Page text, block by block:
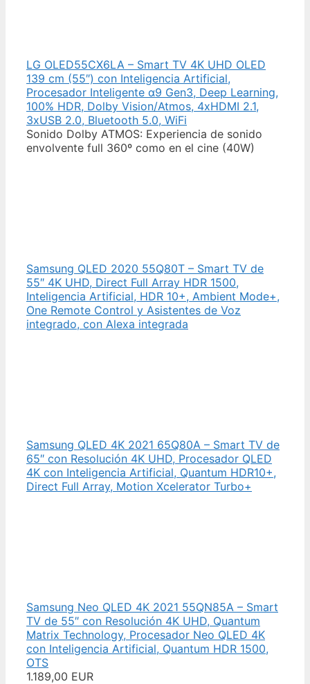
LG OLED55CX6LA – Smart TV 4K UHD OLED
139 cm (55″) con Inteligencia Artificial,
Procesador Inteligente α9 Gen3, Deep Learning,
100% HDR, Dolby Vision/Atmos, 4xHDMI 2.1,
3xUSB 2.0, Bluetooth 5.0, WiFi
Sonido Dolby ATMOS: Experiencia de sonido
envolvente full 360º como en el cine (40W)
Samsung QLED 2020 55Q80T – Smart TV de
55″ 4K UHD, Direct Full Array HDR 1500,
Inteligencia Artificial, HDR 10+, Ambient Mode+,
One Remote Control y Asistentes de Voz
integrado, con Alexa integrada
Samsung QLED 4K 2021 65Q80A – Smart TV de
65″ con Resolución 4K UHD, Procesador QLED
4K con Inteligencia Artificial, Quantum HDR10+,
Direct Full Array, Motion Xcelerator Turbo+
Samsung Neo QLED 4K 2021 55QN85A – Smart
TV de 55″ con Resolución 4K UHD, Quantum
Matrix Technology, Procesador Neo QLED 4K
con Inteligencia Artificial, Quantum HDR 1500,
OTS
1.189,00 EUR